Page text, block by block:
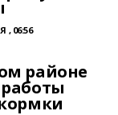
, 06:56
районе